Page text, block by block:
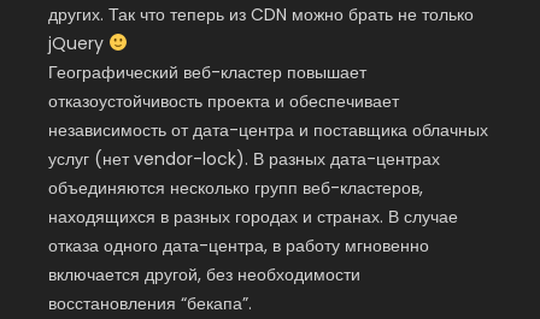
других. Так что теперь из CDN можно брать не только
jQuery
Географический веб-кластер повышает
отказоустойчивость проекта и обеспечивает
независимость от дата-центра и поставщика облачных
услуг (нет vendor-lock). В разных дата-центрах
объединяются несколько групп веб-кластеров,
находящихся в разных городах и странах. В случае
отказа одного дата-центра, в работу мгновенно
включается другой, без необходимости
восстановления “бекапа”.